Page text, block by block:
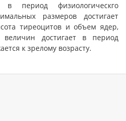
в период физиологическго
размеров достигает
тиреоцитов и объем ядер,
величин достигает в период
к зрелому возрасту.